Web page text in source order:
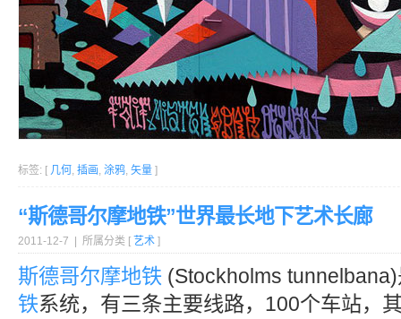
标签: [ 几何 , 插画, 涂鸦, 矢量 ]
“斯德哥尔摩地铁”世界最长地下艺术长廊
2011-12-7 | 所属分类 [ 艺术 ]
斯德哥尔摩地铁 (Stockholms
铁系统，有三条主要线路，100个车站，